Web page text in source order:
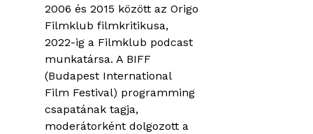
2006 és 2015 között az Origo
Filmklub filmkritikusa,
2022-ig a Filmklub podcast
munkatársa. A BIFF
(Budapest International
Film Festival) programming
csapatának tagja,
moderátorként dolgozott a